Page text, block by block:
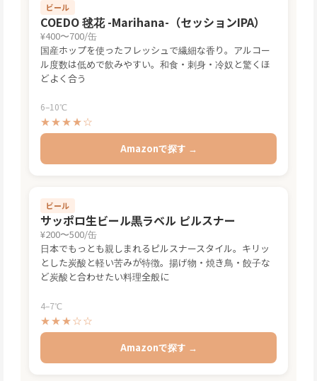
ビール
COEDO 毬花 -Marihana-（セッションIPA）
¥400〜700/缶
国産ホップを使ったフレッシュで繊細な香り。アルコー
ル度数は低めで飲みやすい。和食・刺身・冷奴と驚くほ
どよく合う
6–10℃
★★★★☆
Amazonで探す →
ビール
サッポロ生ビール黒ラベル ピルスナー
¥200〜500/缶
日本でもっとも親しまれるピルスナースタイル。キリッ
とした炭酸と軽い苦みが特徴。揚げ物・焼き鳥・餃子な
ど炭酸と合わせたい料理全般に
4–7℃
★★★☆☆
Amazonで探す →